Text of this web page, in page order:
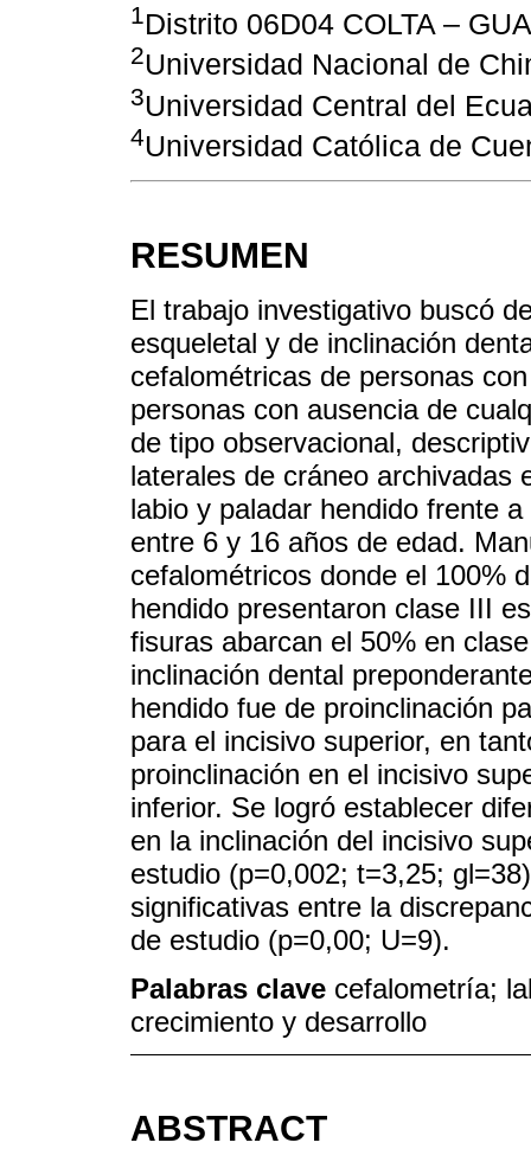
1Distrito 06D04 COLTA –
2Universidad Nacional de
3Universidad Central del
4Universidad Católica de
RESUMEN
El trabajo investigativo buscó
esqueletal y de inclinación
cefalométricas de personas
personas con ausencia de
de tipo observacional,
laterales de cráneo archivadas
labio y paladar hendido frente
entre 6 y 16 años de edad.
cefalométricos donde el 100%
hendido presentaron clase III
fisuras abarcan el 50% en
inclinación dental
hendido fue de proinclinación
para el incisivo superior, en
proinclinación en el incisivo
inferior. Se logró establecer
en la inclinación del incisivo
estudio (p=0,002; t=3,25;
significativas entre la
de estudio (p=0,00; U=9).
Palabras clave cefalometría;
crecimiento y desarrollo
ABSTRACT